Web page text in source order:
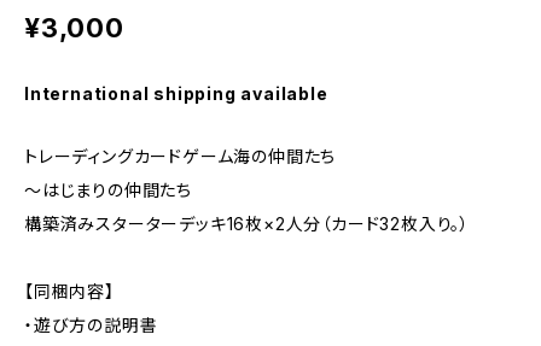
¥3,000
International shipping available
トレーディングカードゲーム海の仲間たち
～はじまりの仲間たち
構築済みスターターデッキ16枚×2人分（カード32枚入り。）
【同梱内容】
・遊び方の説明書